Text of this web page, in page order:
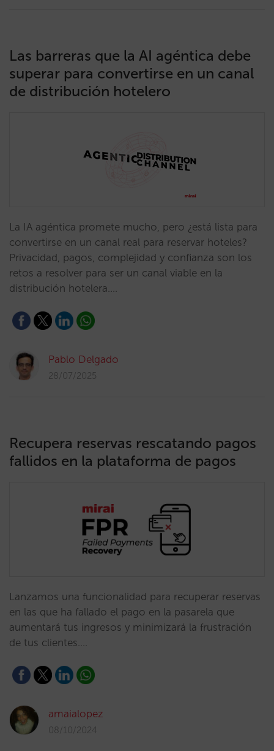
Las barreras que la AI agéntica debe
superar para convertirse en un canal
de distribución hotelero
La IA agéntica promete mucho, pero ¿está lista para
convertirse en un canal real para reservar hoteles?
Privacidad, pagos, complejidad y confianza son los
retos a resolver para ser un canal viable en la
distribución hotelera.…
Pablo Delgado
28/07/2025
Recupera reservas rescatando pagos
fallidos en la plataforma de pagos
Lanzamos una funcionalidad para recuperar reservas
en las que ha fallado el pago en la pasarela que
aumentará tus ingresos y minimizará la frustración
de tus clientes.…
amaialopez
08/10/2024